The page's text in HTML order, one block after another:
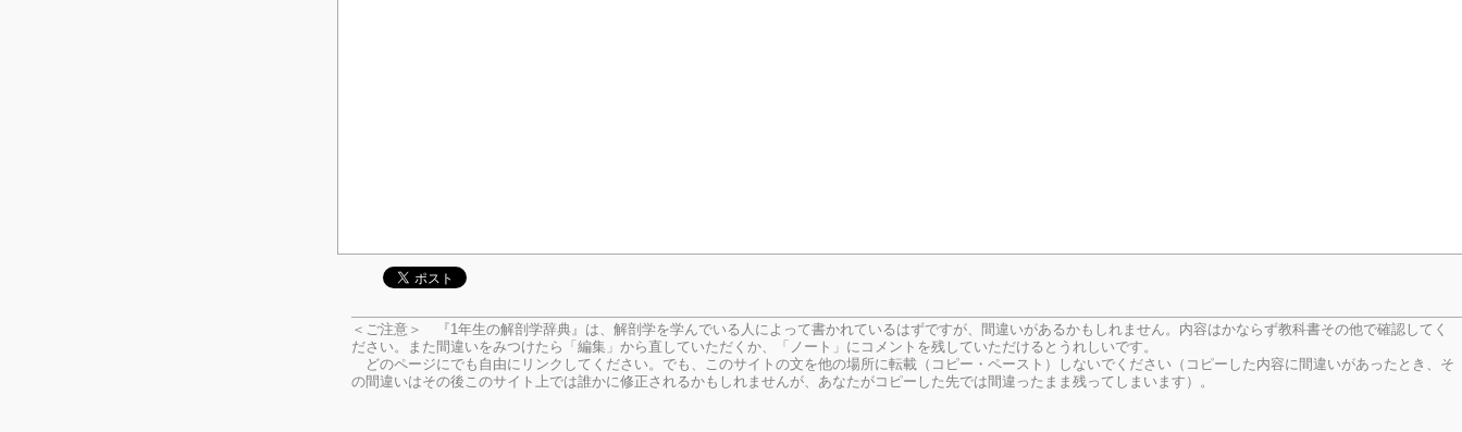
＜ご注意＞ 『1年生の解剖学辞典』は、解剖学を学んでいる人によって書かれているはずですが、間違いがあるかもしれません。内容はかならず教科書その他で確認してく
ださい。
また間違いをみつけたら「編集」から直していただくか、「ノート」にコメントを残していただけるとうれしいです。
どのページにでも自由にリンクしてください。でも、このサイトの文を他の場所に転載（コピー・ペースト）しないでください（コピーした内容に間違いがあったとき、そ
の間違いはその後このサイト上では誰かに修正されるかもしれませんが、あなたがコピーした先では間違ったまま残ってしまいます）。